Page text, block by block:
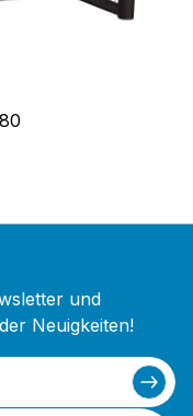
und
Neuigkeiten!